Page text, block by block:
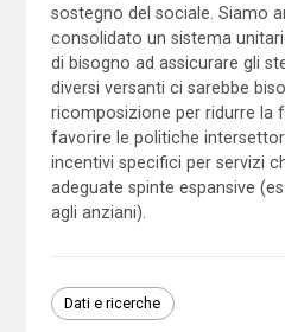
sostegno del sociale. Siamo
consolidato un sistema
di bisogno ad assicurare gli
diversi versanti ci sarebbe
ricomposizione per ridurre la
favorire le politiche
incentivi specifici per servizi
adeguate spinte espansive
agli anziani).
Dati e ricerche